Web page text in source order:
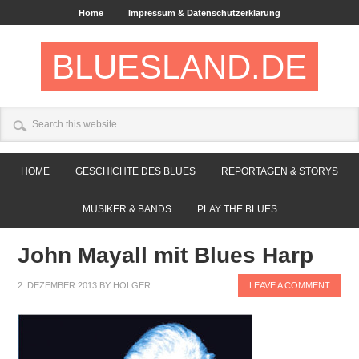
Home Impressum & Datenschutzerklärung
BLUESLAND.DE
HOME GESCHICHTE DES BLUES REPORTAGEN & STORYS
MUSIKER & BANDS PLAY THE BLUES
John Mayall mit Blues Harp
2. DEZEMBER 2013 BY HOLGER LEAVE A COMMENT